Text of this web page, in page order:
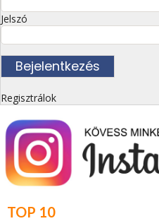
Jelszó
Regisztrálok
TOP 10